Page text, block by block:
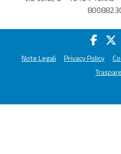
Note Legali Privacy Policy